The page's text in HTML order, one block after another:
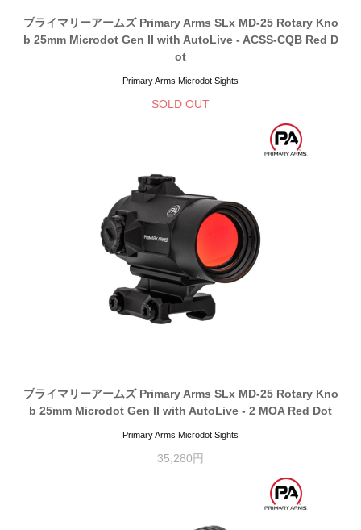
プライマリーアームズ Primary Arms SLx MD-25 Rotary Kno
b 25mm Microdot Gen II with AutoLive - ACSS-CQB Red D
ot
Primary Arms Microdot Sights
SOLD OUT
プライマリーアームズ Primary Arms SLx MD-25 Rotary Kno
b 25mm Microdot Gen II with AutoLive - 2 MOA Red Dot
Primary Arms Microdot Sights
35,280円